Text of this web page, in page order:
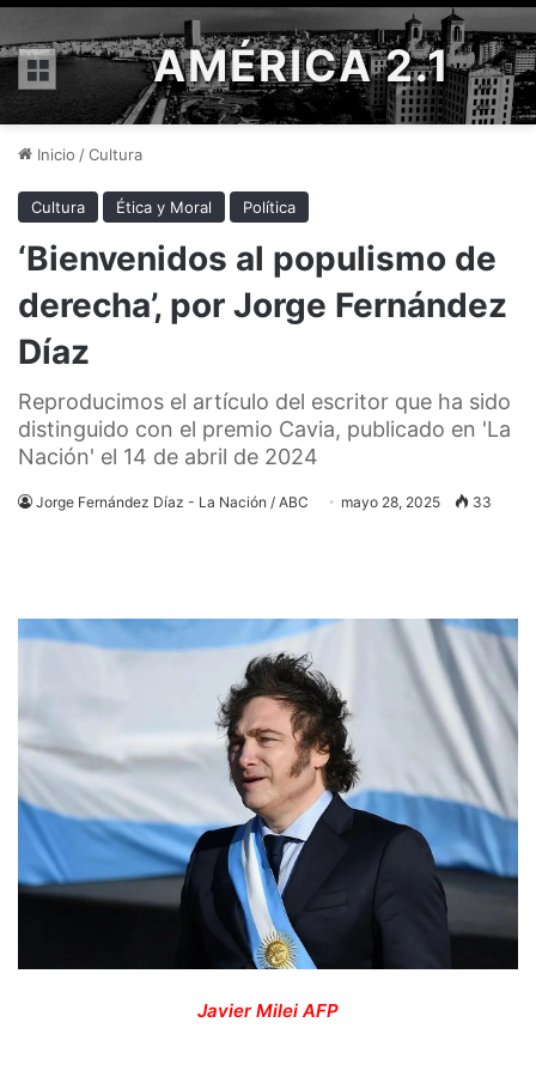
Menú AMÉRICA 2.1
Inicio /Cultura
Cultura Ética y Moral Política
‘Bienvenidos al populismo de
derecha’, por Jorge Fernández
Díaz
Reproducimos el artículo del escritor que ha sido
distinguido con el premio Cavia, publicado en 'La
Nación' el 14 de abril de 2024
Jorge Fernández Díaz - La Nación / ABC mayo 28, 2025 33
Javier Milei AFP